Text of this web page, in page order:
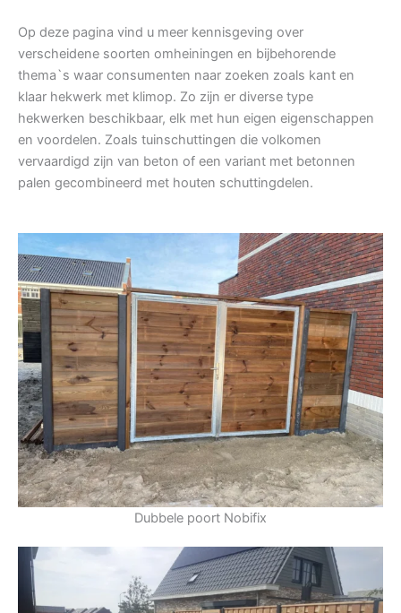
Op deze pagina vind u meer kennisgeving over
verscheidene soorten omheiningen en bijbehorende
thema`s waar consumenten naar zoeken zoals kant en
klaar hekwerk met klimop. Zo zijn er diverse type
hekwerken beschikbaar, elk met hun eigen eigenschappen
en voordelen. Zoals tuinschuttingen die volkomen
vervaardigd zijn van beton of een variant met betonnen
palen gecombineerd met houten schuttingdelen.
Dubbele poort Nobifix